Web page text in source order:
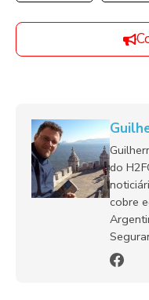
do
cobre